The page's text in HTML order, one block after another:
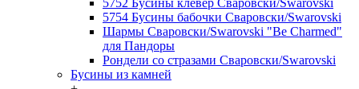
5752 Бусины клевер Сваровски/Swarovski
5754 Бусины бабочки Сваровски/Swarovski
Шармы Сваровски/Swarovski "Be Charmed"
для Пандоры
Рондели со стразами Сваровски/Swarovski
Бусины из камней